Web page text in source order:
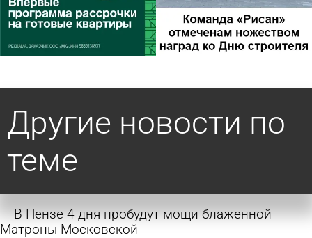
Другие новости по
теме
В Пензе 4 дня пробудут мощи блаженной
Матроны Московской